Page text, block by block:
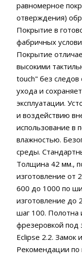
равномерное
отверждения)
Покрытие в
фабричных
Покрытие
высокими
touch" без следов
ухода и
эксплуатации.
и воздействию
использование в
влажностью.
среды.
Толщина 42 мм.,
изготовление от
600 до 1000 по
изготовление до
шаг 100. Полотна
фрезеровкой под
Eclipse 2.2. Замок
Рекомендации по